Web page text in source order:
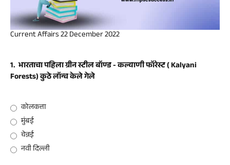
Current Affairs 22 December 2022
1. भारताचा पहिला ग्रीन स्टील बॉण्ड - कल्याणी फॉरेस्ट ( Kalyani
Forests) कुठे लॉन्च केले गेले
कोलकत्ता
मुंबई
चेन्नई
नवी दिल्ली